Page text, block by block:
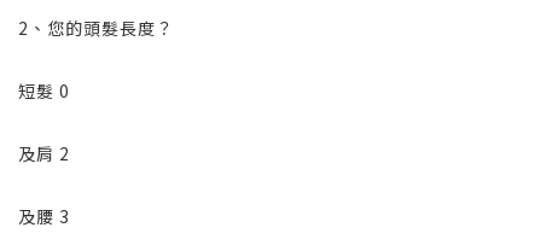
2、您的頭髮長度？
短髮 0
及肩 2
及腰 3